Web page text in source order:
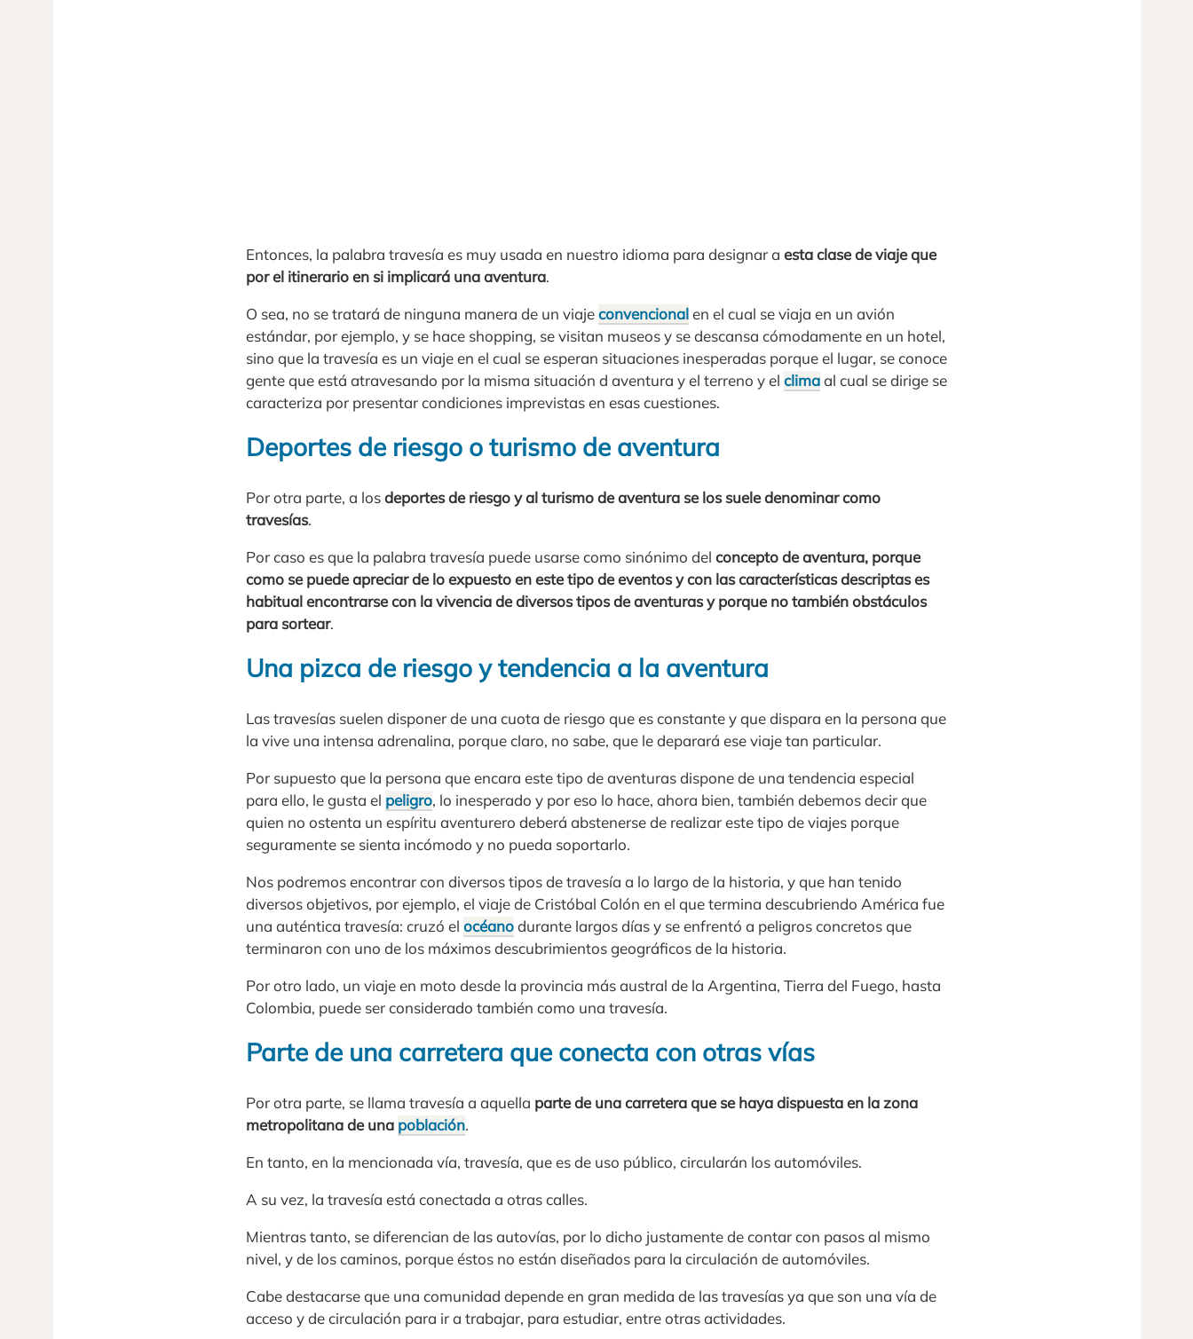
Entonces, la palabra travesía es muy usada en nuestro idioma para designar a esta clase de viaje que
por el itinerario en si implicará una aventura.
O sea, no se tratará de ninguna manera de un viajeconvencionalen el cual se viaja en un avión
estándar, por ejemplo, y se hace shopping, se visitan museos y se descansa cómodamente en un hotel,
sino que la travesía es un viaje en el cual se esperan situaciones inesperadas porque el lugar, se conoce
gente que está atravesando por la misma situación d aventura y el terreno y el climaal cual se dirige se
caracteriza por presentar condiciones imprevistas en esas cuestiones.
Deportes de riesgo o turismo de aventura
Por otra parte, a losdeportes de riesgo y al turismo de aventura se los suele denominar como
travesías.
Por caso es que la palabra travesía puede usarse como sinónimo del concepto de aventura, porque
como se puede apreciar de lo expuesto en este tipo de eventos y con las características descriptas es
habitual encontrarse con la vivencia de diversos tipos de aventuras y porque no también obstáculos
para sortear.
Una pizca de riesgo y tendencia a la aventura
Las travesías suelen disponer de una cuota de riesgo que es constante y que dispara en la persona que
la vive una intensa adrenalina, porque claro, no sabe, que le deparará ese viaje tan particular.
Por supuesto que la persona que encara este tipo de aventuras dispone de una tendencia especial
para ello, le gusta el peligro, lo inesperado y por eso lo hace, ahora bien, también debemos decir que
quien no ostenta un espíritu aventurero deberá abstenerse de realizar este tipo de viajes porque
seguramente se sienta incómodo y no pueda soportarlo.
Nos podremos encontrar con diversos tipos de travesía a lo largo de la historia, y que han tenido
diversos objetivos, por ejemplo, el viaje de Cristóbal Colón en el que termina descubriendo América fue
una auténtica travesía: cruzó el océanodurante largos días y se enfrentó a peligros concretos que
terminaron con uno de los máximos descubrimientos geográficos de la historia.
Por otro lado, un viaje en moto desde la provincia más austral de la Argentina, Tierra del Fuego, hasta
Colombia, puede ser considerado también como una travesía.
Parte de una carretera que conecta con otras vías
Por otra parte, se llama travesía a aquella parte de una carretera que se haya dispuesta en la zona
metropolitana de una población.
En tanto, en la mencionada vía, travesía, que es de uso público, circularán los automóviles.
A su vez, la travesía está conectada a otras calles.
Mientras tanto, se diferencian de las autovías, por lo dicho justamente de contar con pasos al mismo
nivel, y de los caminos, porque éstos no están diseñados para la circulación de automóviles.
Cabe destacarse que una comunidad depende en gran medida de las travesías ya que son una vía de
acceso y de circulación para ir a trabajar, para estudiar, entre otras actividades.